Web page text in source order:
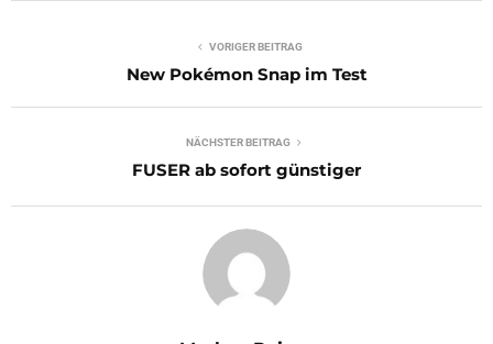
VORIGER BEITRAG
New Pokémon Snap im Test
NÄCHSTER BEITRAG
FUSER ab sofort günstiger